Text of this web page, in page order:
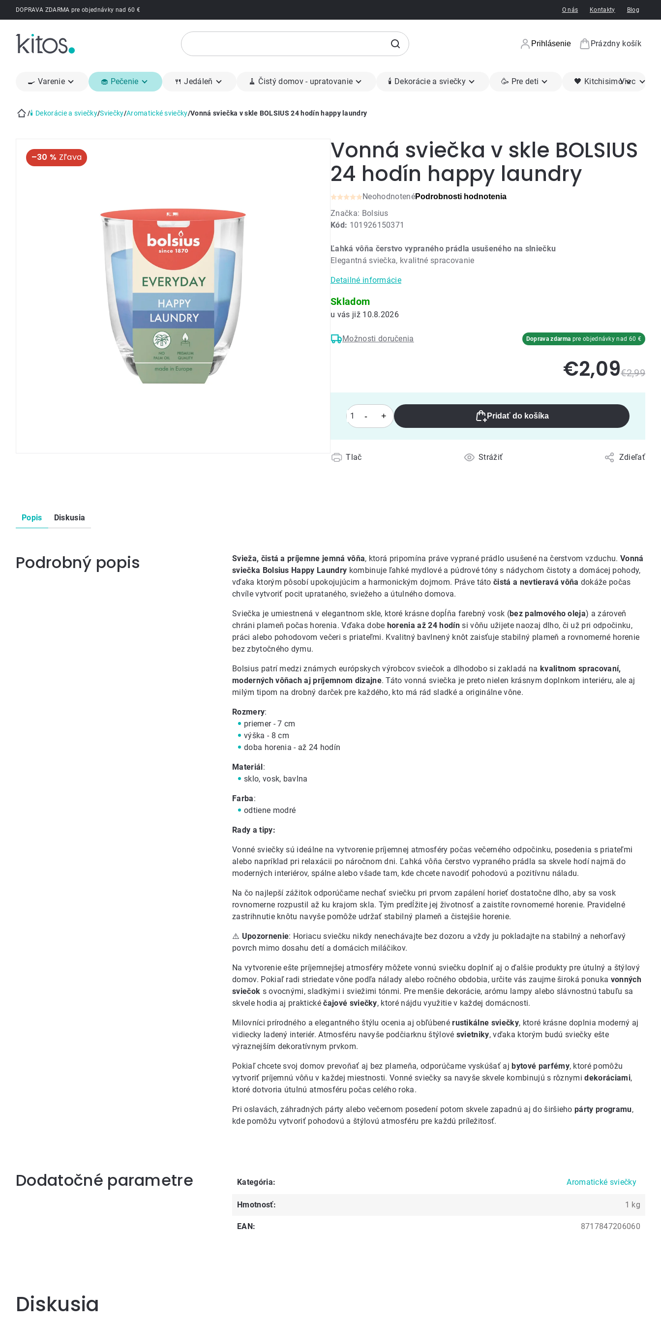
PrejsťDOPRAVA ZDARMA pre objednávky nad 60 € O nás Kontakty Blog
Prihlásenie
Nákupný
Prázdny košík
🍳 Varenie 🧁 Pečenie 🍴 Jedáleň 🧹 Čistý domov - upratovanie 🕯 Dekorácie a sviečky 🥳 Pre deti 🖤 KitchisimoViac
/🕯 Dekorácie a sviečky/Sviečky/Aromatické sviečky/Vonná sviečka v skle BOLSIUS 24 hodín happy laundry
–30 %
Vonná sviečka v skle BOLSIUS
24 hodín happy laundry
Kód: 101926150371
Priemerné
hodnotenie
produktu
0,0
z
hviezdičiek.
NeohodnotenéPodrobnosti hodnotenia
Značka: Bolsius
Pridať do košíka
Ľahká vôňa čerstvo vypraného prádla usušeného na slniečku
Elegantná sviečka, kvalitné spracovanie
Detailné informácie
Tlač Strážiť Zdieľať
Skladom
10.8.2026
Možnosti doručenia Doprava zdarma pre objednávky nad 60 €
€2,99
€2,09
Popis Diskusia
Podrobný popis Svieža, čistá a príjemne jemná vôňa, ktorá pripomína práve vyprané prádlo usušené na čerstvom vzduchu. Vonná
sviečka Bolsius Happy Laundry kombinuje ľahké mydlové a púdrové tóny s nádychom čistoty a domácej pohody,
vďaka ktorým pôsobí upokojujúcim a harmonickým dojmom. Práve tátočistá a nevtieravá vôňa dokáže počas
chvíle vytvoriť pocit uprataného, ​​sviežeho a útulného domova.
Sviečka je umiestnená v elegantnom skle, ktoré krásne dopĺňa farebný vosk (bez palmového oleja) a zároveň
chráni plameň počas horenia. Vďaka dobe horenia až 24 hodínsi vôňu užijete naozaj dlho, či už pri odpočinku,
práci alebo pohodovom večeri s priateľmi. Kvalitný bavlnený knôt zaisťuje stabilný plameň a rovnomerné horenie
bez zbytočného dymu.
Bolsius patrí medzi známych európskych výrobcov sviečok a dlhodobo si zakladá na kvalitnom spracovaní,
moderných vôňach aj príjemnom dizajne. Táto vonná sviečka je preto nielen krásnym doplnkom interiéru, ale aj
milým tipom na drobný darček pre každého, kto má rád sladké a originálne vône.
Rozmery:
priemer - 7 cm
výška - 8 cm
doba horenia - až 24 hodín
Materiál:
sklo, vosk, bavlna
Farba:
odtiene modré
Rady a tipy:
Vonné sviečky sú ideálne na vytvorenie príjemnej atmosféry počas večerného odpočinku, posedenia s priateľmi
alebo napríklad pri relaxácii po náročnom dni. Ľahká vôňa čerstvo vypraného prádla sa skvele hodí najmä do
moderných interiérov, spálne alebo všade tam, kde chcete navodiť pohodovú a pozitívnu náladu.
Na čo najlepší zážitok odporúčame nechať sviečku pri prvom zapálení horieť dostatočne dlho, aby sa vosk
rovnomerne rozpustil až ku krajom skla. Tým predĺžite jej životnosť a zaistíte rovnomerné horenie. Pravidelné
zastrihnutie knôtu navyše pomôže udržať stabilný plameň a čistejšie horenie.
⚠️ Upozornenie: Horiacu sviečku nikdy nenechávajte bez dozoru a vždy ju pokladajte na stabilný a nehorľavý
povrch mimo dosahu detí a domácich miláčikov.
Na vytvorenie ešte príjemnejšej atmosféry môžete vonnú sviečku doplniť aj o ďalšie produkty pre útulný a štýlový
domov. Pokiaľ radi striedate vône podľa nálady alebo ročného obdobia, určite vás zaujme široká ponuka vonných
sviečok s ovocnými, sladkými i sviežimi tónmi. Pre menšie dekorácie, arómu lampy alebo slávnostnú tabuľu sa
skvele hodia aj praktickéčajové sviečky, ktoré nájdu využitie v každej domácnosti.
Milovníci prírodného a elegantného štýlu ocenia aj obľúbenérustikálne sviečky, ktoré krásne doplnia moderný aj
vidiecky ladený interiér. Atmosféru navyše podčiarknu štýlové svietniky, vďaka ktorým budú sviečky ešte
výraznejším dekoratívnym prvkom.
Pokiaľ chcete svoj domov prevoňať aj bez plameňa, odporúčame vyskúšať ajbytové parfémy, ktoré pomôžu
vytvoriť príjemnú vôňu v každej miestnosti. Vonné sviečky sa navyše skvele kombinujú s rôznymidekoráciami,
ktoré dotvoria útulnú atmosféru počas celého roka.
Pri oslavách, záhradných párty alebo večernom posedení potom skvele zapadnú aj do širšiehopárty programu,
kde pomôžu vytvoriť pohodovú a štýlovú atmosféru pre každú príležitosť.
Dodatočné parametre Kategória: Aromatické sviečky
Hmotnosť: 1 kg
EAN: 8717847206060
Diskusia